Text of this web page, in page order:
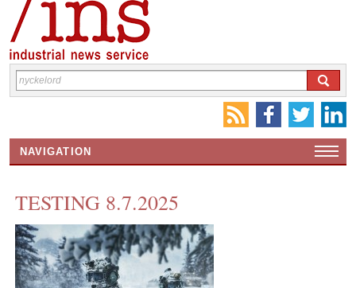
NAVIGATION
KONTAKTA OSS
INS HEMSIDOR
OM OSS
TESTING 8.7.2025